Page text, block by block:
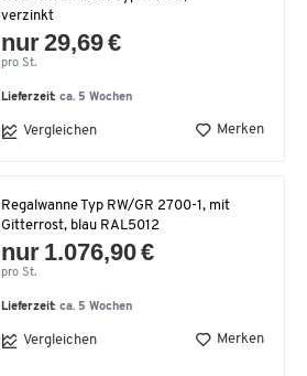
verzinkt
nur 29,69 €
pro St.
Lieferzeit:ca. 5 Wochen
Vergleichen Merken
Regalwanne Typ RW/GR 2700-1, mit
Gitterrost, blau RAL5012
nur 1.076,90 €
pro St.
Lieferzeit:ca. 5 Wochen
Vergleichen Merken